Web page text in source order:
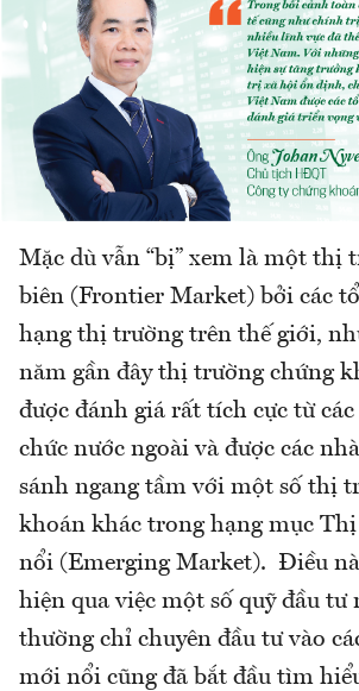
Mặc dù vẫn “bị” xem là một thị
biên (Frontier Market) bởi các
hạng thị trường trên thế giới,
năm gần đây thị trường chứng
được đánh giá rất tích cực từ
chức nước ngoài và được các
sánh ngang tầm với một số thị
khoán khác trong hạng mục
nổi (Emerging Market). Điều
hiện qua việc một số quỹ đầu tư
thường chỉ chuyên đầu tư vào
mới nổi cũng đã bắt đầu tìm